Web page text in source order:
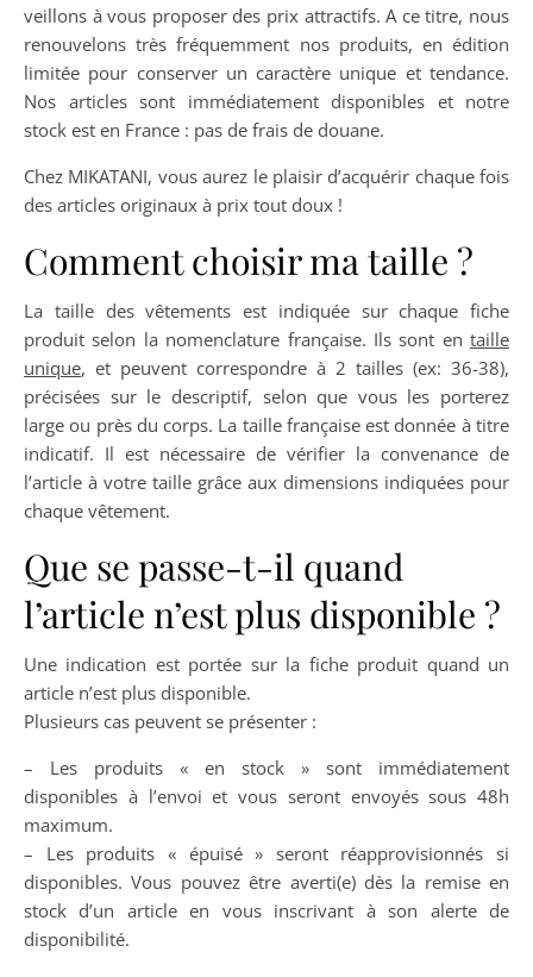
avec imprimé floral
179,00€
veillons à vous proposer des prix attractifs. A ce titre, nous
renouvelons très fréquemment nos produits, en édition
limitée pour conserver un caractère unique et tendance.
Nos articles sont immédiatement disponibles et notre
stock est en France : pas de frais de douane.
Chez MIKATANI, vous aurez le plaisir d’acquérir chaque fois
des articles originaux à prix tout doux !
Comment choisir ma taille ?
La taille des vêtements est indiquée sur chaque fiche
produit selon la nomenclature française. Ils sont en taille
unique, et peuvent correspondre à 2 tailles (ex: 36-38),
précisées sur le descriptif, selon que vous les porterez
large ou près du corps. La taille française est donnée à titre
indicatif. Il est nécessaire de vérifier la convenance de
l’article à votre taille grâce aux dimensions indiquées pour
chaque vêtement.
Que se passe-t-il quand
l’article n’est plus disponible ?
Une indication est portée sur la fiche produit quand un
article n’est plus disponible.
Plusieurs cas peuvent se présenter :
– Les produits « en stock » sont immédiatement
disponibles à l’envoi et vous seront envoyés sous 48h
maximum.
– Les produits « épuisé » seront réapprovisionnés si
disponibles. Vous pouvez être averti(e) dès la remise en
stock d’un article en vous inscrivant à son alerte de
disponibilité.